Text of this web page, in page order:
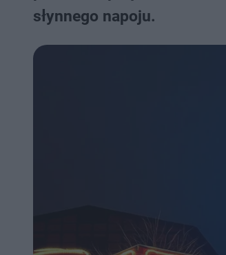
słynnego napoju.